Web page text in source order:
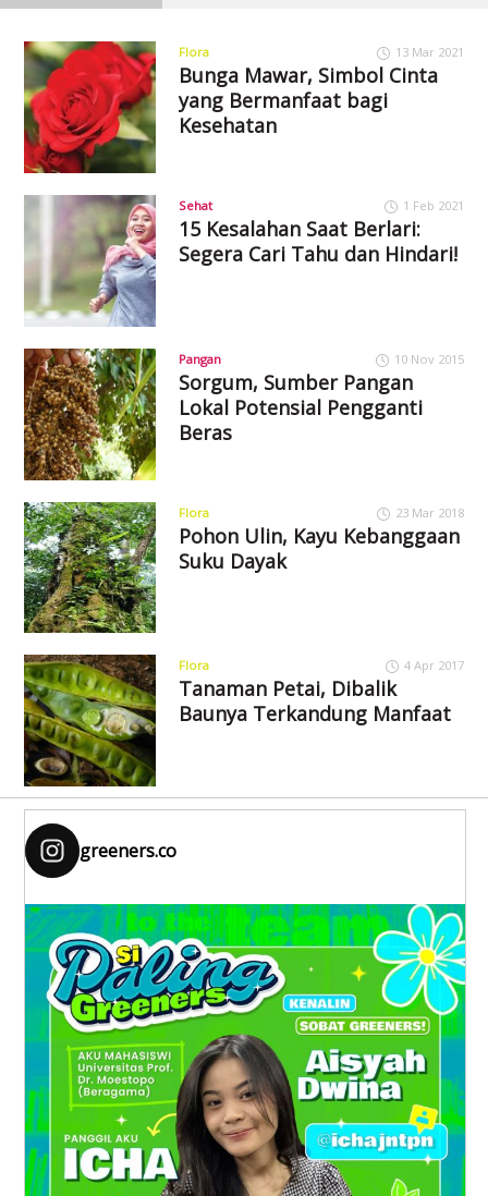
Flora 13 Mar 2021
Bunga Mawar, Simbol Cinta
yang Bermanfaat bagi
Kesehatan
Sehat 1 Feb 2021
15 Kesalahan Saat Berlari:
Segera Cari Tahu dan Hindari!
Pangan 10 Nov 2015
Sorgum, Sumber Pangan
Lokal Potensial Pengganti
Beras
Flora 23 Mar 2018
Pohon Ulin, Kayu Kebanggaan
Suku Dayak
Flora 4 Apr 2017
Tanaman Petai, Dibalik
Baunya Terkandung Manfaat
greeners.co